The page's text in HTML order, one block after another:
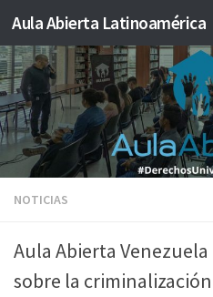
Saltar al contenido
Aula Abierta Latinoamérica
NOTICIAS
Aula Abierta
sobre la